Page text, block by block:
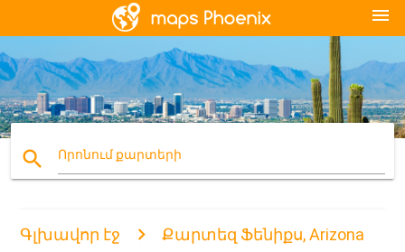
menu
search Որոնում քարտերի
Գլխավոր էջ Քարտեզ Ֆենիքս, Arizona